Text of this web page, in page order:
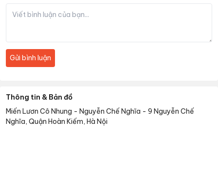
Gửi bình luận
Thông tin & Bản đồ
Miến Lươn Cô Nhung - Nguyễn Chế Nghĩa - 9 Nguyễn Chế
Nghĩa, Quận Hoàn Kiếm, Hà Nội